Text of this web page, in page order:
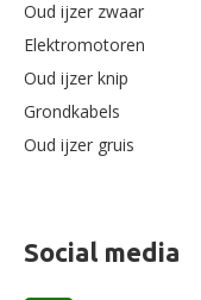
Oud ijzer zwaar
Elektromotoren
Oud ijzer knip
Grondkabels
Oud ijzer gruis
Social media